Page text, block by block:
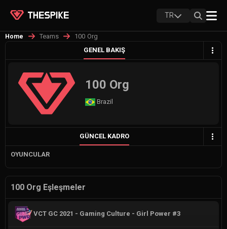
TR
Home Teams
100 Org
GENEL BAKIŞ
100 Org
Brazil
GÜNCEL KADRO
OYUNCULAR
100 Org Eşleşmeler
VCT GC 2021 - Gaming Culture - Girl Power #3